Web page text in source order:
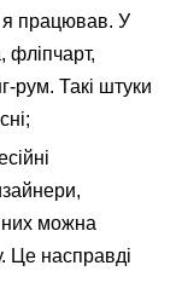
я працював. У
фліпчарт,
рум. Такі штуки
них можна
Це насправді